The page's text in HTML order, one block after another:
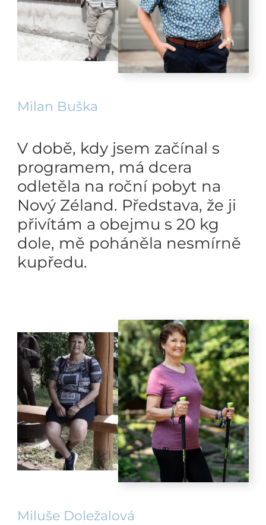
Milan Buška
V době, kdy jsem začínal s
programem, má dcera
odletěla na roční pobyt na
Nový Zéland. Představa, že ji
přivítám a obejmu s 20 kg
dole, mě poháněla nesmírně
kupředu.
Miluše Doležalová